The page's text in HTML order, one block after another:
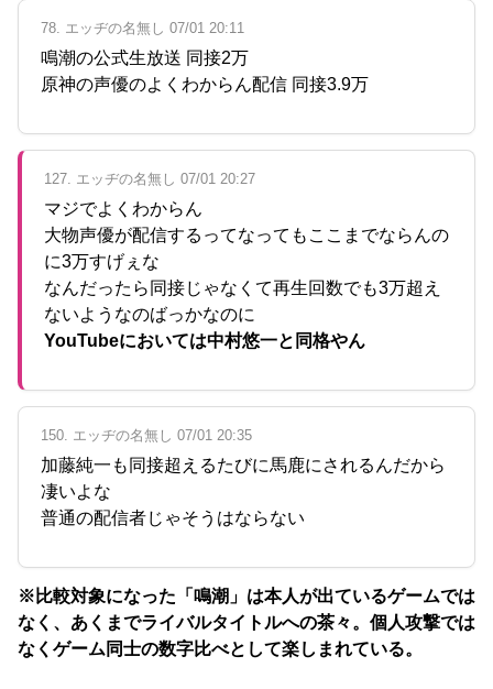
78. エッヂの名無し 07/01 20:11
鳴潮の公式生放送 同接2万
原神の声優のよくわからん配信 同接3.9万
127. エッヂの名無し 07/01 20:27
マジでよくわからん
大物声優が配信するってなってもここまでならんの
に3万すげぇな
なんだったら同接じゃなくて再生回数でも3万超え
ないようなのばっかなのに
YouTubeにおいては中村悠一と同格やん
150. エッヂの名無し 07/01 20:35
加藤純一も同接超えるたびに馬鹿にされるんだから
凄いよな
普通の配信者じゃそうはならない
※比較対象になった「鳴潮」は本人が出ているゲームでは
なく、あくまでライバルタイトルへの茶々。個人攻撃では
なくゲーム同士の数字比べとして楽しまれている。